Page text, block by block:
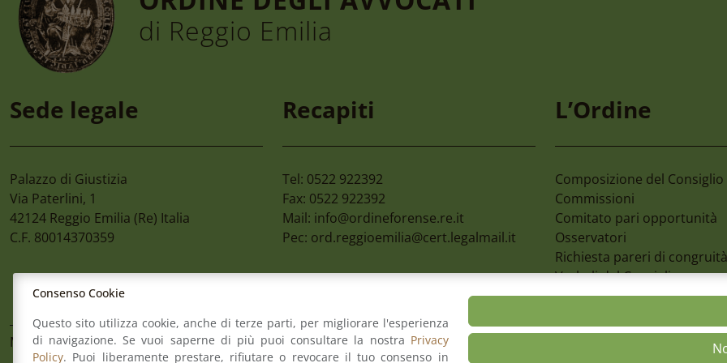
Convegno “la Tutela
Dell’ambiente,
Dall’habitat
81/2026. Le Nuove
Imprese E Gli Enti
Cimone 2027 59°
Campionato Nazionale
Sci Avvocati E Magistrati
C.c. Reggio Calabria –
Organizzazione
Colloqui Tra
di Reggio Emilia
Sede legale
Palazzo di Giustizia
Via Paterlini, 1
42124 Reggio Emilia (Re) Italia
C.F. 80014370359
Recapiti
Tel: 0522 922392
Fax: 0522 922392
Mail: info@ordineforense.re.it
Pec: ord.reggioemilia@cert.legalmail.it
L’Ordine
Composizione del Consiglio
Commissioni
Comitato pari opportunità
Osservatori
Richiesta pareri di congruità
Verbali del Consiglio
Mappa del sito Contatti Meccanismo di Feedback Dichiarazione di Accessibilità Privacy
Consenso Cookie
Questo sito utilizza cookie, anche di terze parti, per migliorare l'esperienza
di navigazione. Se vuoi saperne di più puoi consultare la nostra Privacy
Policy. Puoi liberamente prestare, rifiutare o revocare il tuo consenso in